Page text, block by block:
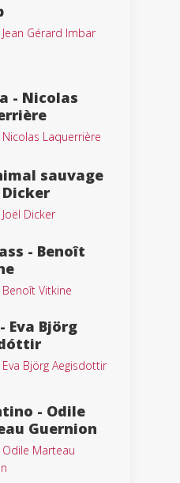
Jean Gérard Imbar
- Nicolas
Nicolas Laquerrière
sauvage
Dicker
Joël Dicker
- Benoît
Benoît Vitkine
Eva Björg
Eva Björg Aegisdottir
- Odile
Guernion
Odile Marteau